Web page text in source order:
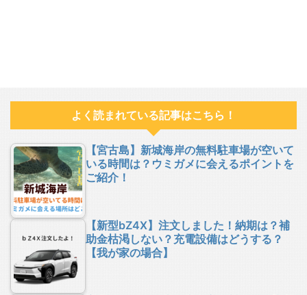
よく読まれている記事はこちら！
【宮古島】新城海岸の無料駐車場が空いて
いる時間は？ウミガメに会えるポイントを
ご紹介！
【新型bZ4X】注文しました！納期は？補
助金枯渇しない？充電設備はどうする？
【我が家の場合】